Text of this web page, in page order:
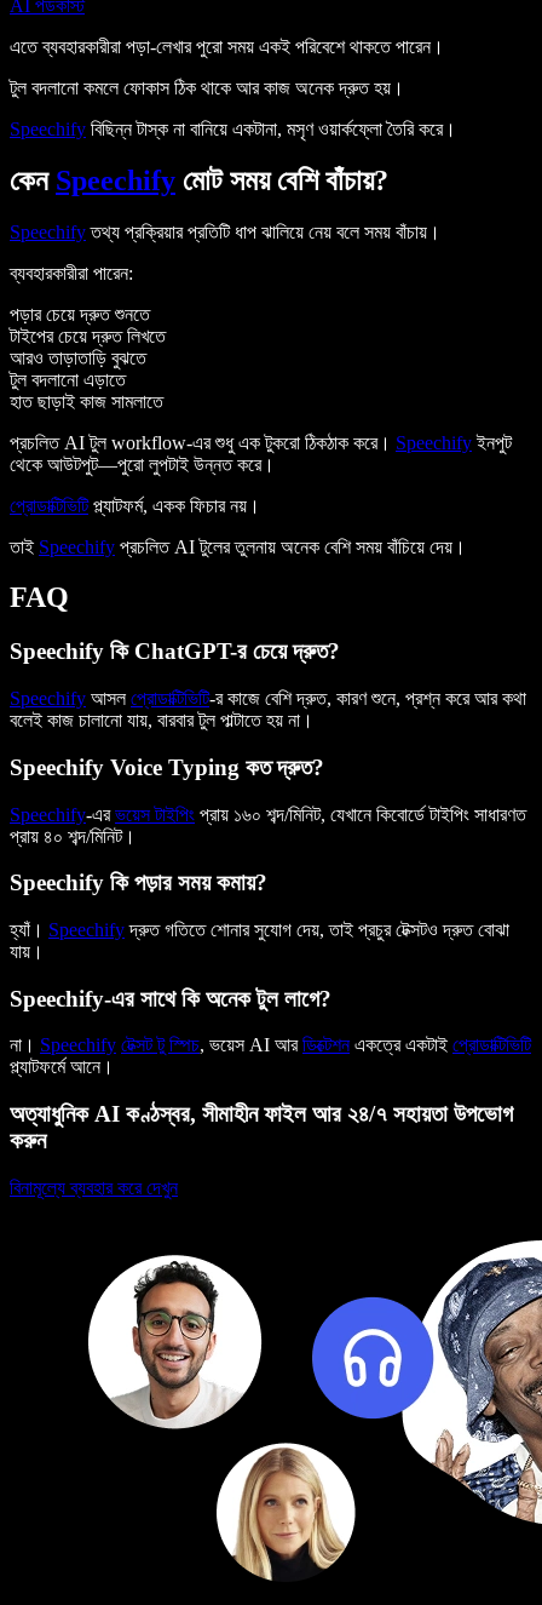
AI পডকাস্ট
এতে ব্যবহারকারীরা পড়া-লেখার পুরো সময় একই পরিবেশে থাকতে পারেন।
টুল বদলানো কমলে ফোকাস ঠিক থাকে আর কাজ অনেক দ্রুত হয়।
Speechify বিছিন্ন টাস্ক না বানিয়ে একটানা, মসৃণ ওয়ার্কফ্লো তৈরি করে।
কেন Speechify মোট সময় বেশি বাঁচায়?
Speechifyতথ্য প্রক্রিয়ার প্রতিটি ধাপ ঝালিয়ে নেয় বলে সময় বাঁচায়।
ব্যবহারকারীরা পারেন:
পড়ার চেয়ে দ্রুত শুনতে
টাইপের চেয়ে দ্রুত লিখতে
আরও তাড়াতাড়ি বুঝতে
টুল বদলানো এড়াতে
হাত ছাড়াই কাজ সামলাতে
প্রচলিত AI টুল workflow-এর শুধু এক টুকরো ঠিকঠাক করে। Speechifyইনপুট
থেকে আউটপুট—পুরো লুপটাই উন্নত করে।
প্রোডাক্টিভিটিপ্ল্যাটফর্ম, একক ফিচার নয়।
তাই Speechify প্রচলিত AI টুলের তুলনায় অনেক বেশি সময় বাঁচিয়ে দেয়।
FAQ
Speechify কি ChatGPT-র চেয়ে দ্রুত?
Speechify আসলপ্রোডাক্টিভিটি-র কাজে বেশি দ্রুত, কারণ শুনে, প্রশ্ন করে আর কথা
বলেই কাজ চালানো যায়, বারবার টুল পাল্টাতে হয় না।
Speechify Voice Typing কত দ্রুত?
Speechify-এরভয়েস টাইপিং প্রায় ১৬০ শব্দ/মিনিট, যেখানে কিবোর্ডে টাইপিং সাধারণত
প্রায় ৪০ শব্দ/মিনিট।
Speechify কি পড়ার সময় কমায়?
হ্যাঁ। Speechifyদ্রুত গতিতে শোনার সুযোগ দেয়, তাই প্রচুর টেক্সটও দ্রুত বোঝা
যায়।
Speechify-এর সাথে কি অনেক টুল লাগে?
না। Speechify টেক্সট টু স্পিচ, ভয়েস AI আরডিক্টেশনএকত্রে একটাই প্রোডাক্টিভিটি
প্ল্যাটফর্মে আনে।
অত্যাধুনিক AI কণ্ঠস্বর, সীমাহীন ফাইল আর ২৪/৭ সহায়তা উপভোগ
করুন
বিনামূল্যে ব্যবহার করে দেখুন